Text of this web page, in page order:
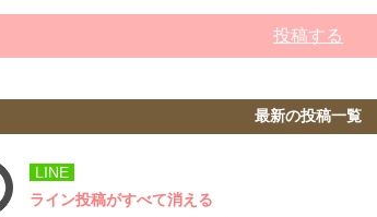
投稿する
最新の投稿一覧
LINE
ライン投稿がすべて消える